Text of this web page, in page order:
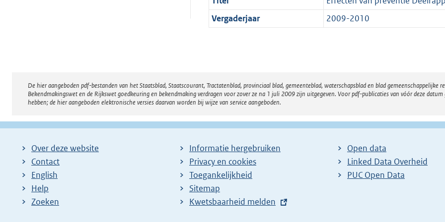
Vergaderjaar
2009-2010
Disclaimer
De hier aangeboden pdf-bestanden van het Staatsblad, Staatscourant, Tractatenblad, provinciaal blad, gemeenteblad, waterschapsblad en blad
Bekendmakingswet en de Rijkswet goedkeuring en bekendmaking verdragen voor zover ze na 1 juli 2009 zijn uitgegeven. Voor pdf-publicaties van vóór deze
hebben; de hier aangeboden elektronische versies daarvan worden bij wijze van service aangeboden.
Over deze website
Contact
English
Help
Zoeken
Informatie hergebruiken
Privacy en cookies
Toegankelijkheid
Sitemap
E
Kwetsbaarheid melden
Open data
Linked Data Overheid
PUC Open Data